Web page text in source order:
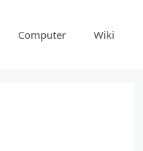
Computer Wiki